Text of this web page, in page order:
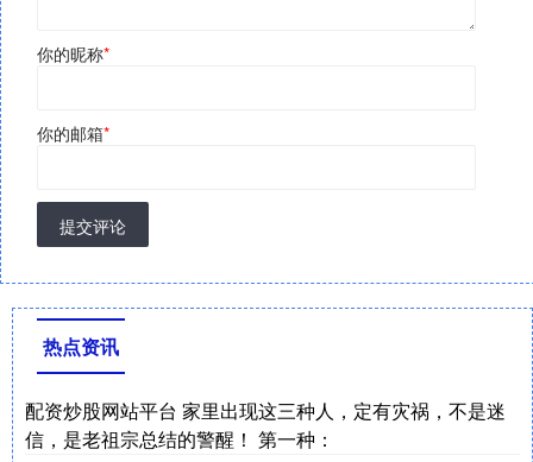
你的昵称*
你的邮箱*
提交评论
热点资讯
配资炒股网站平台 家里出现这三种人，定有灾祸，不是迷
信，是老祖宗总结的警醒！ 第一种：